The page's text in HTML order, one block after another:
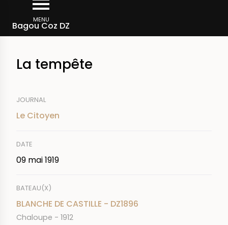
contenu
MENU
Bagou Coz DZ
d'Ariane
Rechercher dans la presse
La tempête
JOURNAL
Le Citoyen
DATE
09 mai 1919
BATEAU(X)
BLANCHE DE CASTILLE - DZ1896
Chaloupe - 1912